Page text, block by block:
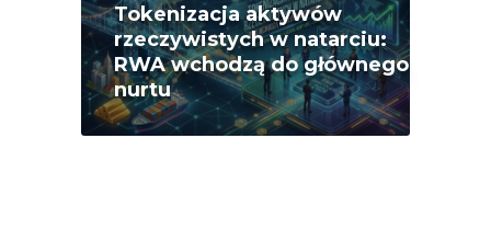
Tokenizacja aktywów
rzeczywistych w natarciu:
RWA wchodzą do głównego
nurtu